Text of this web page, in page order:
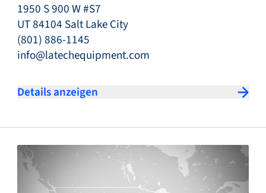
1950 S 900 W #S7
UT 84104 Salt Lake City
(801) 886-1145
info@latechequipment.com
Details anzeigen